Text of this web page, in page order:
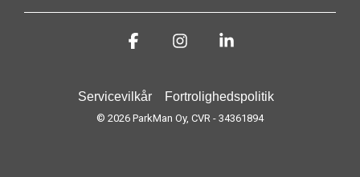
Servicevilkår Fortrolighedspolitik
© 2026 ParkMan Oy, CVR - 34361894
FacebookInstagram